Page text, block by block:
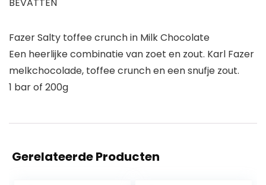
BEVATTEN
Fazer Salty toffee crunch in Milk Chocolate
Een heerlijke combinatie van zoet en zout. Karl Fazer
melkchocolade, toffee crunch en een snufje zout.
1 bar of 200g
Gerelateerde Producten